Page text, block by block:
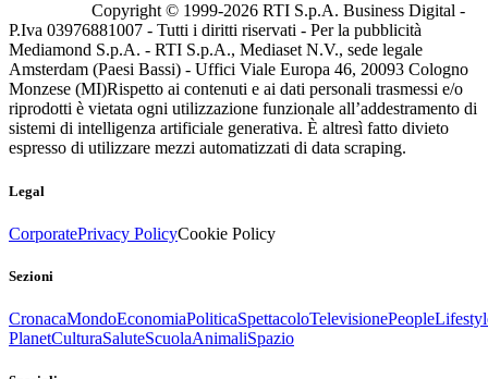
Copyright © 1999-2026 RTI S.p.A. Business Digital -
P.Iva 03976881007 - Tutti i diritti riservati - Per la pubblicità
Mediamond S.p.A. - RTI S.p.A., Mediaset N.V., sede legale
Amsterdam (Paesi Bassi) - Uffici Viale Europa 46, 20093 Cologno
Monzese (MI)Rispetto ai contenuti e ai dati personali trasmessi e/o
riprodotti è vietata ogni utilizzazione funzionale all’addestramento di
sistemi di intelligenza artificiale generativa. È altresì fatto divieto
espresso di utilizzare mezzi automatizzati di data scraping.
Legal
CorporatePrivacy PolicyCookie Policy
Sezioni
CronacaMondoEconomiaPoliticaSpettacoloTelevisionePeople
PlanetCulturaSaluteScuolaAnimaliSpazio